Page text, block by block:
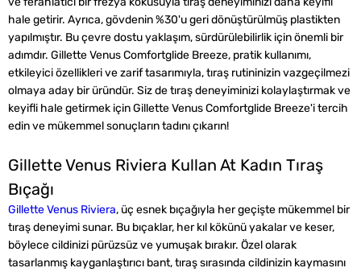
hale getirir. Ayrıca, gövdenin %30'u geri dönüştürülmüş plastikten
yapılmıştır. Bu çevre dostu yaklaşım, sürdürülebilirlik için önemli bir
adımdır. Gillette Venus Comfortglide Breeze, pratik kullanımı,
etkileyici özellikleri ve zarif tasarımıyla, tıraş rutininizin vazgeçilmezi
olmaya aday bir üründür. Siz de tıraş deneyiminizi kolaylaştırmak ve
keyifli hale getirmek için Gillette Venus Comfortglide Breeze'i tercih
edin ve mükemmel sonuçların tadını çıkarın!
Gillette Venus Riviera Kullan At Kadın Tıraş
Bıçağı
Gillette Venus Riviera, üç esnek bıçağıyla her geçişte mükemmel bir
tıraş deneyimi sunar. Bu bıçaklar, her kıl kökünü yakalar ve keser,
böylece cildinizi pürüzsüz ve yumuşak bırakır. Özel olarak
tasarlanmış kayganlaştırıcı bant, tıraş sırasında cildinizin kaymasını